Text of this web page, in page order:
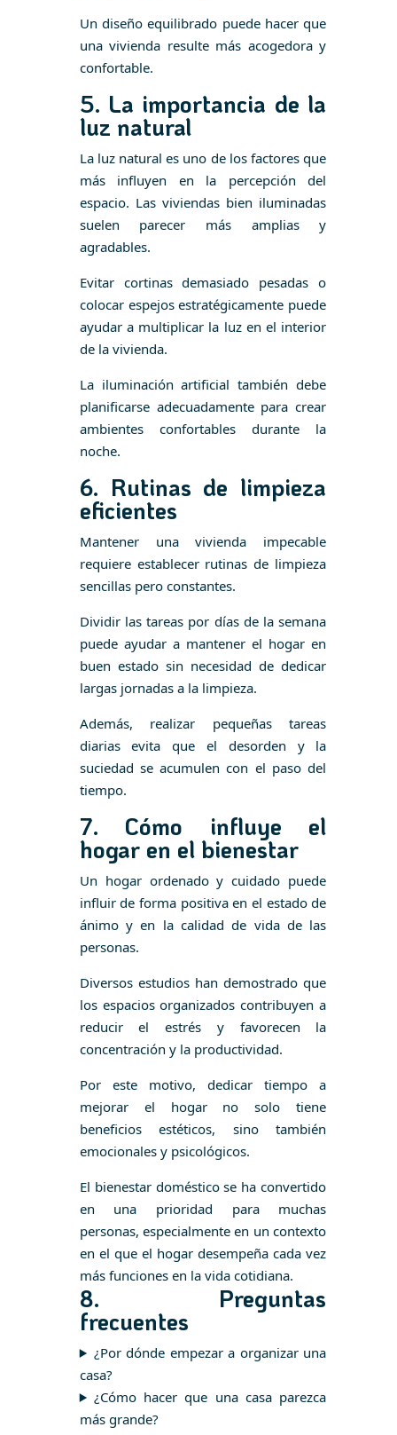
Un diseño equilibrado puede hacer que
una vivienda resulte más acogedora y
confortable.
5. La importancia de la
luz natural
La luz natural es uno de los factores que
más influyen en la percepción del
espacio. Las viviendas bien iluminadas
suelen parecer más amplias y
agradables.
Evitar cortinas demasiado pesadas o
colocar espejos estratégicamente puede
ayudar a multiplicar la luz en el interior
de la vivienda.
La iluminación artificial también debe
planificarse adecuadamente para crear
ambientes confortables durante la
noche.
6. Rutinas de limpieza
eficientes
Mantener una vivienda impecable
requiere establecer rutinas de limpieza
sencillas pero constantes.
Dividir las tareas por días de la semana
puede ayudar a mantener el hogar en
buen estado sin necesidad de dedicar
largas jornadas a la limpieza.
Además, realizar pequeñas tareas
diarias evita que el desorden y la
suciedad se acumulen con el paso del
tiempo.
7. Cómo influye el
hogar en el bienestar
Un hogar ordenado y cuidado puede
influir de forma positiva en el estado de
ánimo y en la calidad de vida de las
personas.
Diversos estudios han demostrado que
los espacios organizados contribuyen a
reducir el estrés y favorecen la
concentración y la productividad.
Por este motivo, dedicar tiempo a
mejorar el hogar no solo tiene
beneficios estéticos, sino también
emocionales y psicológicos.
El bienestar doméstico se ha convertido
en una prioridad para muchas
personas, especialmente en un contexto
en el que el hogar desempeña cada vez
más funciones en la vida cotidiana.
8. Preguntas
frecuentes
¿Por dónde empezar a organizar una
casa?
¿Cómo hacer que una casa parezca
más grande?